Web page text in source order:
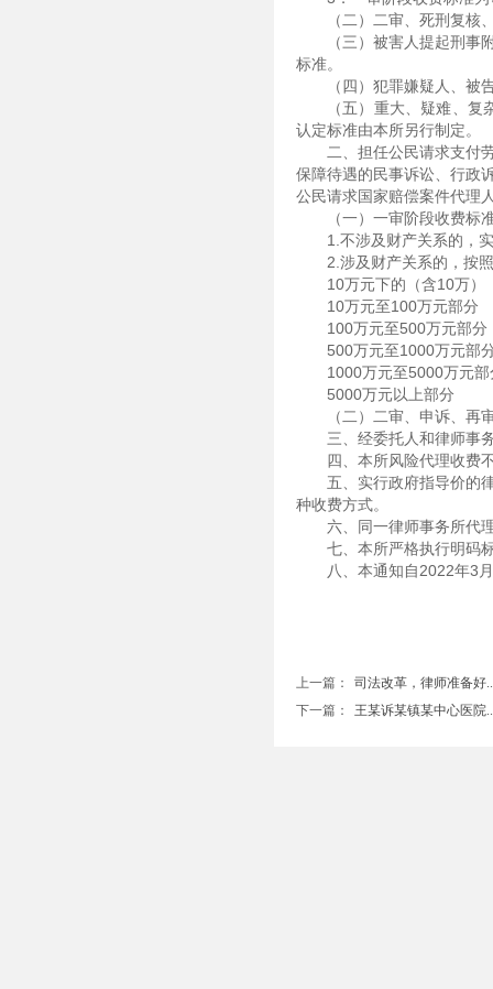
（二）二审、死刑复
（三）被害人提起刑
标准。
（四）犯罪嫌疑人、
（五）重大、疑难、
认定标准由本所另行制定。
二、担任公民请求支付
保障待遇的民事诉讼、行政
公民请求国家赔偿案件代理
（一）一审阶段收费标
1.不涉及财产关系的，
2.涉及财产关系的，按
10万元下的（含
10万元至100万元部
100万元至500万元
500万元至1000万元
1000万元至5000万元
5000万元以上
（二）二审、申诉、
三、经委托人和律师事
四、本所风险代理收费
五、实行政府指导价的
种收费方式。
六、同一律师事务所代
七、本所严格执行明码
八、本通知自2022年3
上一篇：
司法改革，律师准备好
下一篇：
王某诉某镇某中心医院